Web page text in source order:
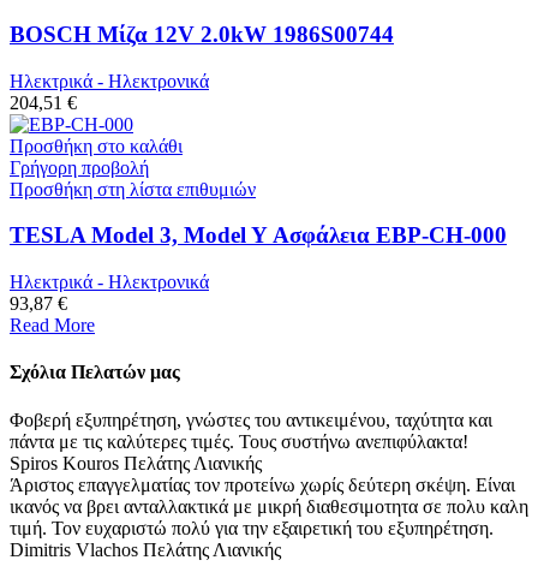
BOSCH Μίζα 12V 2.0kW 1986S00744
Ηλεκτρικά - Ηλεκτρονικά
204,51 €
Προσθήκη στο καλάθι
Γρήγορη προβολή
Προσθήκη στη λίστα επιθυμιών
TESLA Model 3, Model Y Ασφάλεια EBP-CH-000
Ηλεκτρικά - Ηλεκτρονικά
93,87 €
Read More
Σχόλια Πελατών μας
Φοβερή εξυπηρέτηση, γνώστες του αντικειμένου, ταχύτητα και
πάντα με τις καλύτερες τιμές. Τους συστήνω ανεπιφύλακτα!
Spiros Kouros Πελάτης Λιανικής
Άριστος επαγγελματίας τον προτείνω χωρίς δεύτερη σκέψη. Είναι
ικανός να βρει ανταλλακτικά με μικρή διαθεσιμοτητα σε πολυ καλη
τιμή. Τον ευχαριστώ πολύ για την εξαιρετική του εξυπηρέτηση.
Dimitris Vlachos Πελάτης Λιανικής